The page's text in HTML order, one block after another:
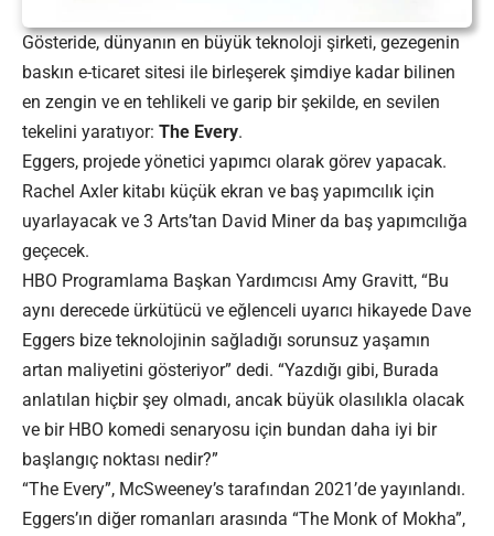
Gösteride, dünyanın en büyük teknoloji şirketi, gezegenin
baskın e-ticaret sitesi ile birleşerek şimdiye kadar bilinen
en zengin ve en tehlikeli ve garip bir şekilde, en sevilen
tekelini yaratıyor: The Every.
Eggers, projede yönetici yapımcı olarak görev yapacak.
Rachel Axler kitabı küçük ekran ve baş yapımcılık için
uyarlayacak ve 3 Arts’tan David Miner da baş yapımcılığa
geçecek.
HBO Programlama Başkan Yardımcısı Amy Gravitt, “Bu
aynı derecede ürkütücü ve eğlenceli uyarıcı hikayede Dave
Eggers bize teknolojinin sağladığı sorunsuz yaşamın
artan maliyetini gösteriyor” dedi. “Yazdığı gibi, Burada
anlatılan hiçbir şey olmadı, ancak büyük olasılıkla olacak
ve bir HBO komedi senaryosu için bundan daha iyi bir
başlangıç ​​​​noktası nedir?”
“The Every”, McSweeney’s tarafından 2021’de yayınlandı.
Eggers’ın diğer romanları arasında “The Monk of Mokha”,